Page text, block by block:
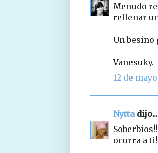
Menudo
rellenar
Un besino
Vanesuky.
12 de
Nyttadijo...
ocurra a